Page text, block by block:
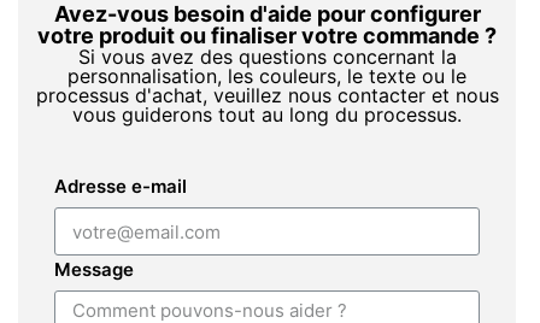
Avez-vous besoin d'aide pour configurer
votre produit ou finaliser votre commande ?
Si vous avez des questions concernant la
personnalisation, les couleurs, le texte ou le
processus d'achat, veuillez nous contacter et nous
vous guiderons tout au long du processus.
Adresse e-mail
Message